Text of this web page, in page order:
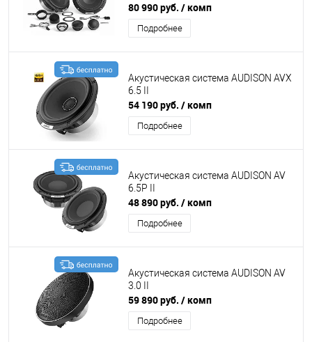
80 990 руб. / комп
Подробнее
Акустическая система AUDISON AVX
6.5 II
54 190 руб. / комп
Подробнее
Акустическая система AUDISON AV
6.5P II
48 890 руб. / комп
Подробнее
Акустическая система AUDISON AV
3.0 II
59 890 руб. / комп
Подробнее